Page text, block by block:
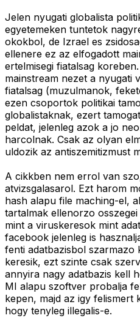
Jelen nyugati globalista
egyetemeken tuntetok
okokbol, de Izrael es
ellenere ez az elfogadott
ertelmisegi fiatalsag
mainstream nezet a nyugati
fiatalsag (muzulmanok,
ezen csoportok politikai
globalistaknak, ezert
peldat, jelenleg azok a jo
harcolnak. Csak az olyan
uldozik az antiszemitizmust
A cikkben nem errol van
atvizsgalasarol. Ezt harom
hash alapu file maching-el,
tartalmak ellenorzo
mint a viruskeresok mint
facebook jelenleg is
fenti adatbazisbol szarmazo
keresik, ezt szinte csak
annyira nagy adatbazis kell
MI alapu szoftver probalja
kepen, majd az igy felismert
hogy tenyleg illegalis-e.